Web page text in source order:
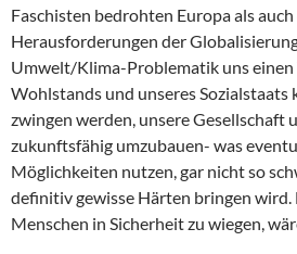
Faschisten bedrohten Europa als
Herausforderungen der
Umwelt/Klima-Problematik uns einen
Wohlstands und unseres Sozialstaats
zwingen werden, unsere Gesellschaft
zukunftsfähig umzubauen- was
Möglichkeiten nutzen, gar nicht so
definitiv gewisse Härten bringen wird.
Menschen in Sicherheit zu wiegen,